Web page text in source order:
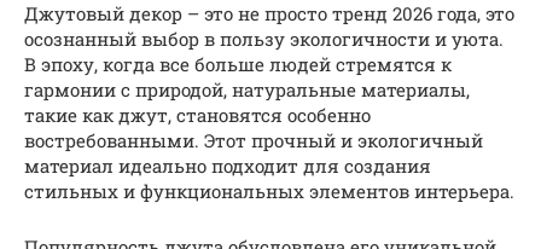
Джутовый декор – это не просто тренд 2026 года, это
осознанный выбор в пользу экологичности и уюта.
В эпоху, когда все больше людей стремятся к
гармонии с природой, натуральные материалы,
такие как джут, становятся особенно
востребованными. Этот прочный и экологичный
материал идеально подходит для создания
стильных и функциональных элементов интерьера.